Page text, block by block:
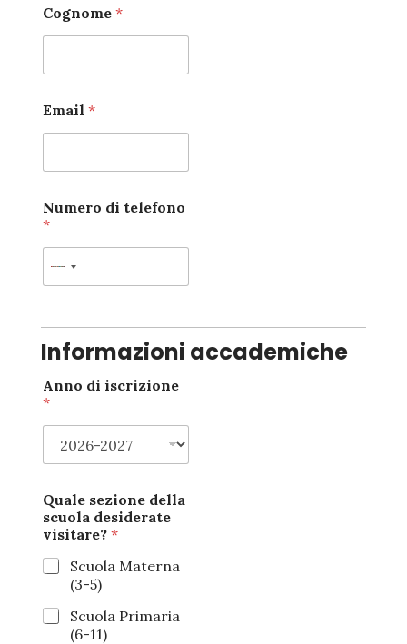
Cognome *
Email *
Numero di telefono
*
Informazioni accademiche
Anno di iscrizione
*
Quale sezione della
scuola desiderate
visitare? *
Scuola Materna
(3-5)
Scuola Primaria
(6-11)